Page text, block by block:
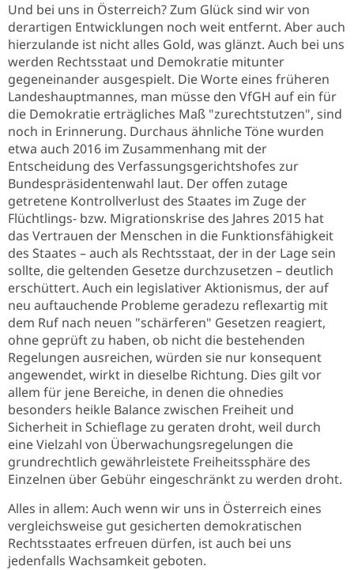
Und bei uns in Österreich? Zum Glück sind wir von
derartigen Entwicklungen noch weit entfernt. Aber auch
hierzulande ist nicht alles Gold, was glänzt. Auch bei uns
werden Rechtsstaat und Demokratie mitunter
gegeneinander ausgespielt. Die Worte eines früheren
Landeshauptmannes, man müsse den VfGH auf ein für
die Demokratie erträgliches Maß "zurechtstutzen", sind
noch in Erinnerung. Durchaus ähnliche Töne wurden
etwa auch 2016 im Zusammenhang mit der
Entscheidung des Verfassungsgerichtshofes zur
Bundespräsidentenwahl laut. Der offen zutage
getretene Kontrollverlust des Staates im Zuge der
Flüchtlings- bzw. Migrationskrise des Jahres 2015 hat
das Vertrauen der Menschen in die Funktionsfähigkeit
des Staates – auch als Rechtsstaat, der in der Lage sein
sollte, die geltenden Gesetze durchzusetzen – deutlich
erschüttert. Auch ein legislativer Aktionismus, der auf
neu auftauchende Probleme geradezu reflexartig mit
dem Ruf nach neuen "schärferen" Gesetzen reagiert,
ohne geprüft zu haben, ob nicht die bestehenden
Regelungen ausreichen, würden sie nur konsequent
angewendet, wirkt in dieselbe Richtung. Dies gilt vor
allem für jene Bereiche, in denen die ohnedies
besonders heikle Balance zwischen Freiheit und
Sicherheit in Schieflage zu geraten droht, weil durch
eine Vielzahl von Überwachungsregelungen die
grundrechtlich gewährleistete Freiheitssphäre des
Einzelnen über Gebühr eingeschränkt zu werden droht.
Alles in allem: Auch wenn wir uns in Österreich eines
vergleichsweise gut gesicherten demokratischen
Rechtsstaates erfreuen dürfen, ist auch bei uns
jedenfalls Wachsamkeit geboten.